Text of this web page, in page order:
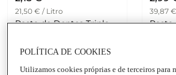
21,50 € / Litro
Pasta de Dentes Tripla
Embalagem| 100 Ml
39,87
Pasta
POLÍTICA DE COOKIES
Utilizamos cookies próprias e de terceiros para